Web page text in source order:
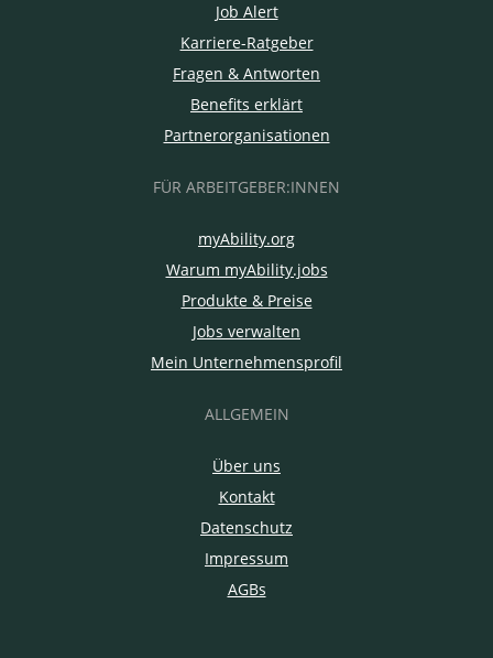
Job Alert
Karriere-Ratgeber
Fragen & Antworten
Benefits erklärt
Partnerorganisationen
FÜR ARBEITGEBER:INNEN
myAbility.org
Warum myAbility.jobs
Produkte & Preise
Jobs verwalten
Mein Unternehmensprofil
ALLGEMEIN
Über uns
Kontakt
Datenschutz
Impressum
AGBs